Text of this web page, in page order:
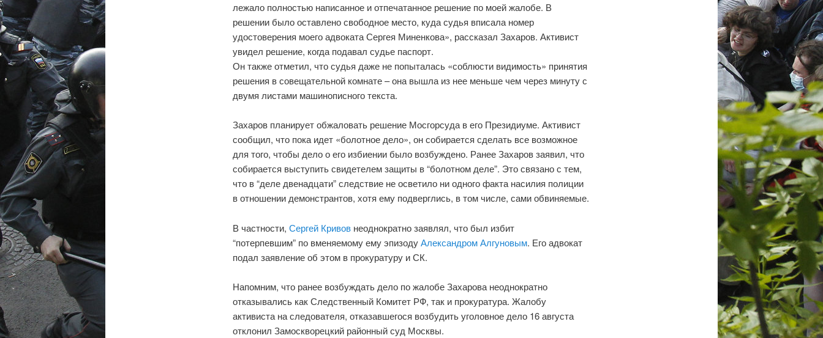
лежало полностью написанное и отпечатанное решение по моей жалобе. В
решении было оставлено свободное место, куда судья вписала номер
удостоверения моего адвоката Сергея Миненкова», рассказал Захаров. Активист
увидел решение, когда подавал судье паспорт.
Он также отметил, что судья даже не попыталась «соблюсти видимость» принятия
решения в совещательной комнате – она вышла из нее меньше чем через минуту с
двумя листами машинописного текста.
Захаров планирует обжаловать решение Мосгорсуда в его Президиуме. Активист
сообщил, что пока идет «болотное дело», он собирается сделать все возможное
для того, чтобы дело о его избиении было возбуждено. Ранее Захаров заявил, что
собирается выступить свидетелем защиты в “болотном деле”. Это связано с тем,
что в “деле двенадцати” следствие не осветило ни одного факта насилия полиции
в отношении демонстрантов, хотя ему подверглись, в том числе, сами обвиняемые.
В частности, Сергей Кривов неоднократно заявлял, что был избит
“потерпевшим” по вменяемому ему эпизодуАлександром Алгуновым. Его адвокат
подал заявление об этом в прокуратуру и СК.
Напомним, что ранее возбуждать дело по жалобе Захарова неоднократно
отказывались как Следственный Комитет РФ, так и прокуратура. Жалобу
активиста на следователя, отказавшегося возбудить уголовное дело 16 августа
отклонил Замоскворецкий районный суд Москвы.